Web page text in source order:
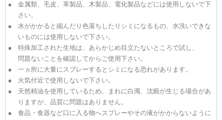
金属類、毛皮、革製品、木製品、電化製品などには使用しないで下
さい。
水がかかると縮んだり色落ちしたりシミになるもの、水洗いできな
いものには使用しないで下さい。
特殊加工された生地は、あらかじめ目立たないところで試し、
問題ないことを確認してからご使用下さい。
一ヵ所に大量にスプレーするとシミになる恐れがあります。
火気付近で使用しないで下さい。
天然精油を使用しているため、まれに白濁、沈殿が生じる場合があ
りますが、品質に問題はありません。
食品・食器など口に入る物へスプレーやその液がかからないように